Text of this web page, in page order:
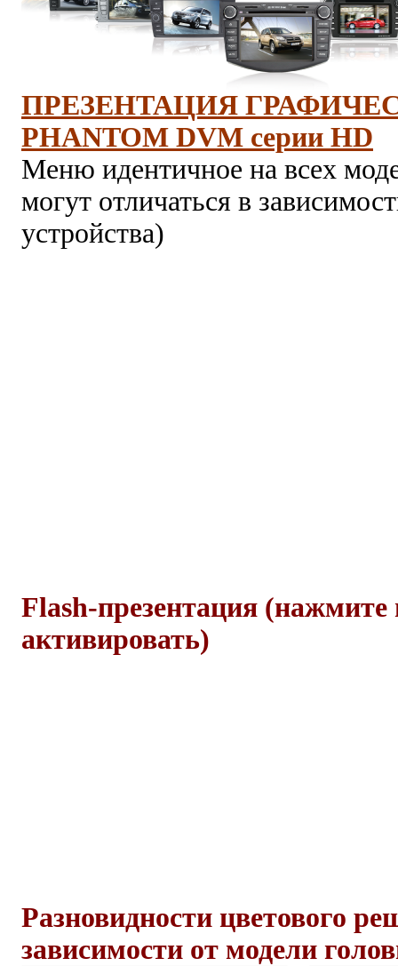
ПРЕЗЕНТАЦИЯ
PHANTOM DVM серии HD
Меню идентичное на всех
могут отличаться в
устройства)
Flash-презентация (нажмите
активировать)
Разновидности цветового
зависимости от модели